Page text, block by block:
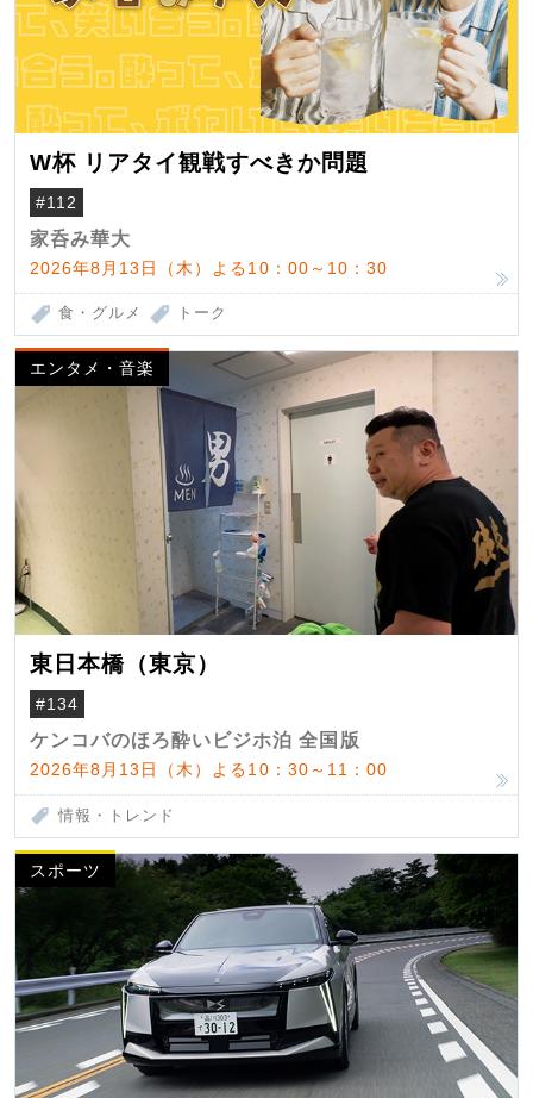
W杯 リアタイ観戦すべきか問題
#112
家呑み華大
2026年8月13日（木）よる10：00～10：30
食・グルメ トーク
エンタメ・音楽
東日本橋（東京）
#134
ケンコバのほろ酔いビジホ泊 全国版
2026年8月13日（木）よる10：30～11：00
情報・トレンド
スポーツ